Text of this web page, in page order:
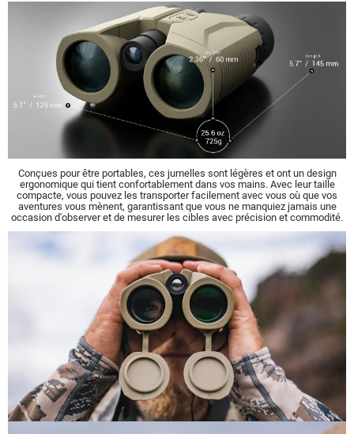
Conçues pour être portables, ces jumelles sont légères et ont un design
ergonomique qui tient confortablement dans vos mains. Avec leur taille
compacte, vous pouvez les transporter facilement avec vous où que vos
aventures vous mènent, garantissant que vous ne manquiez jamais une
occasion d'observer et de mesurer les cibles avec précision et commodité.